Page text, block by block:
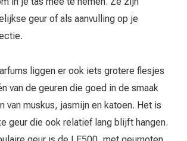
geur of als aanvulling op je
liggen er ook iets grotere flesjes
van de geuren die goed in de smaak
van muskus, jasmijn en katoen. Het is
geur die ook relatief lang blijft hangen.